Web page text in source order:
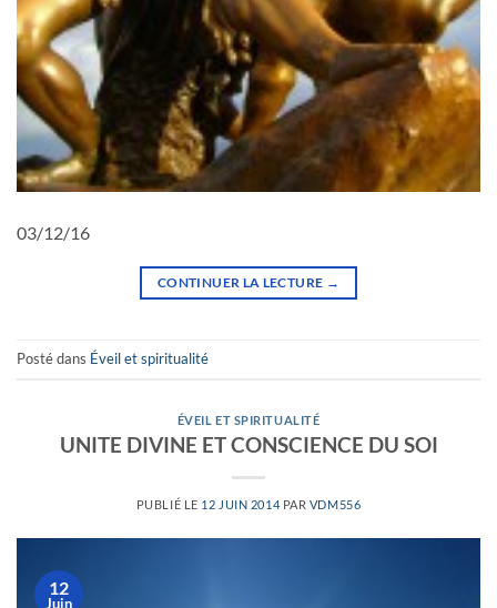
03/12/16
CONTINUER LA LECTURE →
Posté dans Éveil et spiritualité
ÉVEIL ET SPIRITUALITÉ
UNITE DIVINE ET CONSCIENCE DU SOI
PUBLIÉ LE 12 JUIN 2014 PAR VDM556
12
Juin